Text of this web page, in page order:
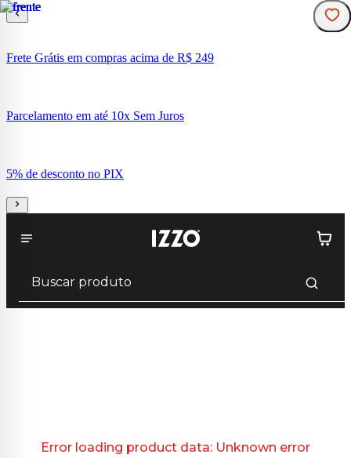
Frete Grátis em compras acima de R$ 249
Parcelamento em até 10x Sem Juros
5% de desconto no PIX
Error loading product data: Unknown error